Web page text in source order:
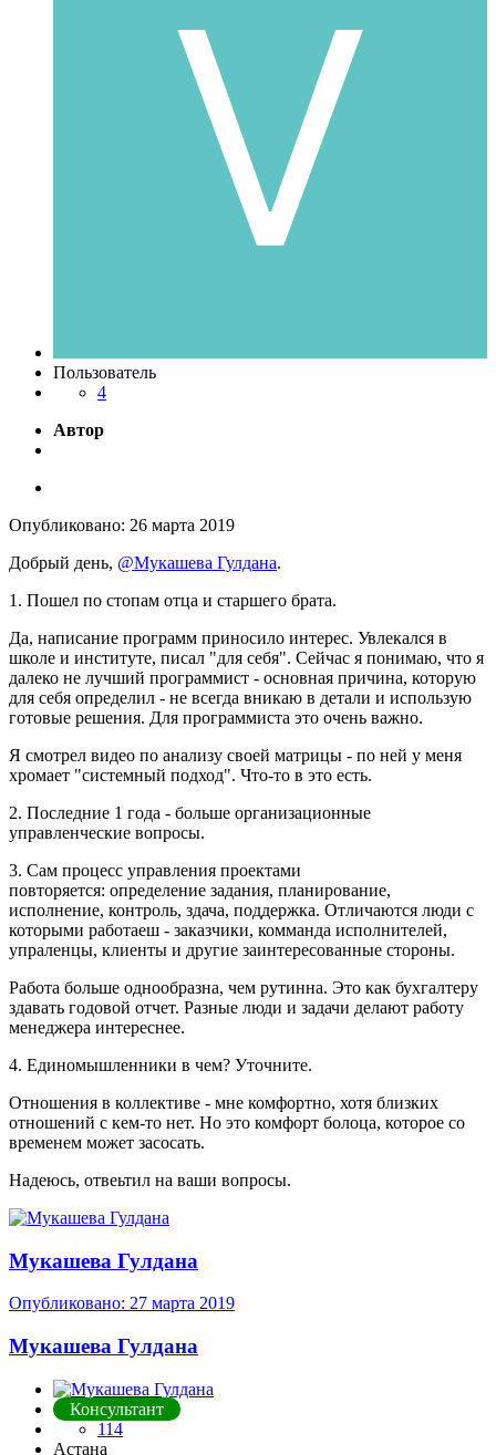
Пользователь
4
Автор
Опубликовано: 26 марта 2019
Добрый день, @Мукашева Гулдана.
1. Пошел по стопам отца и старшего брата.
Да, написание программ приносило интерес. Увлекался в
школе и институте, писал "для себя". Сейчас я понимаю, что я
далеко не лучший программист - основная причина, которую
для себя определил - не всегда вникаю в детали и использую
готовые решения. Для программиста это очень важно.
Я смотрел видео по анализу своей матрицы - по ней у меня
хромает "системный подход". Что-то в это есть.
2. Последние 1 года - больше организационные
управленческие вопросы.
3. Сам процесс управления проектами
повторяется: определение задания, планирование,
исполнение, контроль, здача, поддержка. Отличаются люди с
которыми работаеш - заказчики, комманда исполнителей,
упраленцы, клиенты и другие заинтересованные стороны.
Работа больше однообразна, чем рутинна. Это как бухгалтеру
здавать годовой отчет. Разные люди и задачи делают работу
менеджера интереснее.
4. Единомышленники в чем? Уточните.
Отношения в коллективе - мне комфортно, хотя близких
отношений с кем-то нет. Но это комфорт болоца, которое со
временем может засосать.
Надеюсь, отвеьтил на ваши вопросы.
Мукашева Гулдана
Опубликовано: 27 марта 2019
Мукашева Гулдана
Консультант
114
Астана